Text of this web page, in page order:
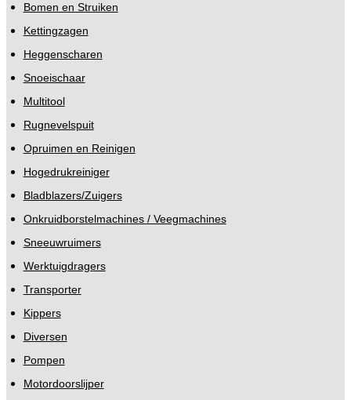
Bomen en Struiken
Kettingzagen
Heggenscharen
Snoeischaar
Multitool
Rugnevelspuit
Opruimen en Reinigen
Hogedrukreiniger
Bladblazers/Zuigers
Onkruidborstelmachines / Veegmachines
Sneeuwruimers
Werktuigdragers
Transporter
Kippers
Diversen
Pompen
Motordoorslijper